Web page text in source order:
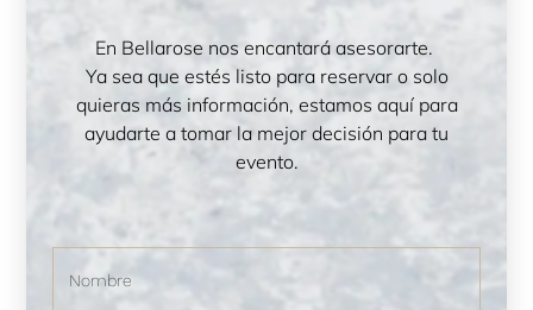
En Bellarose nos encantará asesorarte.
Ya sea que estés listo para reservar o solo
quieras más información, estamos aquí para
ayudarte a tomar la mejor decisión para tu
evento.